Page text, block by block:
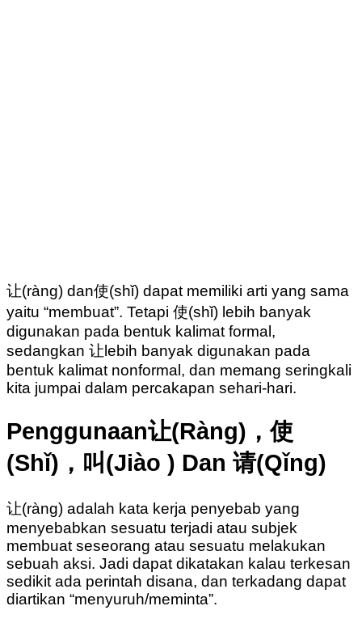
让(ràng) dan使(shǐ) dapat memiliki arti yang sama
yaitu “membuat”. Tetapi 使(shǐ) lebih banyak
digunakan pada bentuk kalimat formal,
sedangkan 让lebih banyak digunakan pada
bentuk kalimat nonformal, dan memang seringkali
kita jumpai dalam percakapan sehari-hari.
Penggunaan让(Ràng)，使
(Shǐ)，叫(Jiào ) Dan 请(Qǐng)
让(ràng) adalah kata kerja penyebab yang
menyebabkan sesuatu terjadi atau subjek
membuat seseorang atau sesuatu melakukan
sebuah aksi. Jadi dapat dikatakan kalau terkesan
sedikit ada perintah disana, dan terkadang dapat
diartikan “menyuruh/meminta”.